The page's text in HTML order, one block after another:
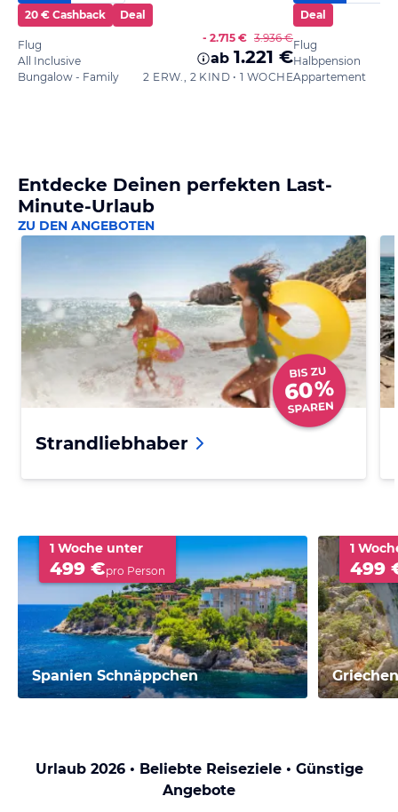
20 € Cashback
Deal
Flug
All Inclusive
Bungalow - Family
- 2.715 € 3.936 €
ab 1.221 €
2 ERW., 2 KIND • 1 WOCHE
Deal
Flug
Halbpension
Appartement
Entdecke Deinen perfekten Last-
Minute-Urlaub
ZU DEN ANGEBOTEN
Strandliebhaber
1 Woche unter
499 €pro Person
Spanien Schnäppchen
1
499
Urlaub 2026 • Beliebte Reiseziele • Günstige
Angebote